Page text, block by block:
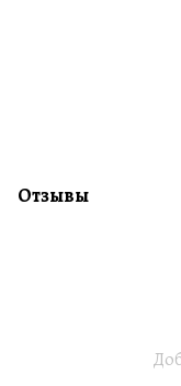
Отзывы